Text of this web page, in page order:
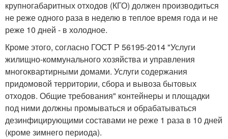
крупногабаритных отходов (КГО) должен производиться
не реже одного раза в неделю в теплое время года и не
реже 10 дней - в холодное.
Кроме этого, согласно ГОСТ Р 56195-2014 "Услуги
жилищно-коммунального хозяйства и управления
многоквартирными домами. Услуги содержания
придомовой территории, сбора и вывоза бытовых
отходов. Общие требования" контейнеры и площадки
под ними должны промываться и обрабатываться
дезинфицирующими составами не реже 1 раза в 10 дней
(кроме зимнего периода).